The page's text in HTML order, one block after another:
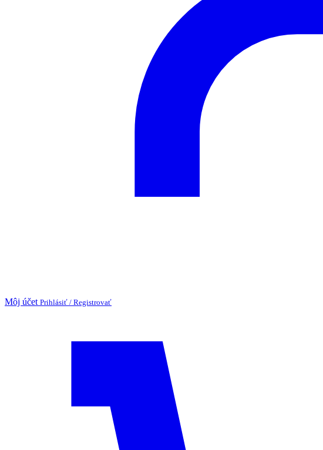
Môj účet Prihlásiť / Registrovať